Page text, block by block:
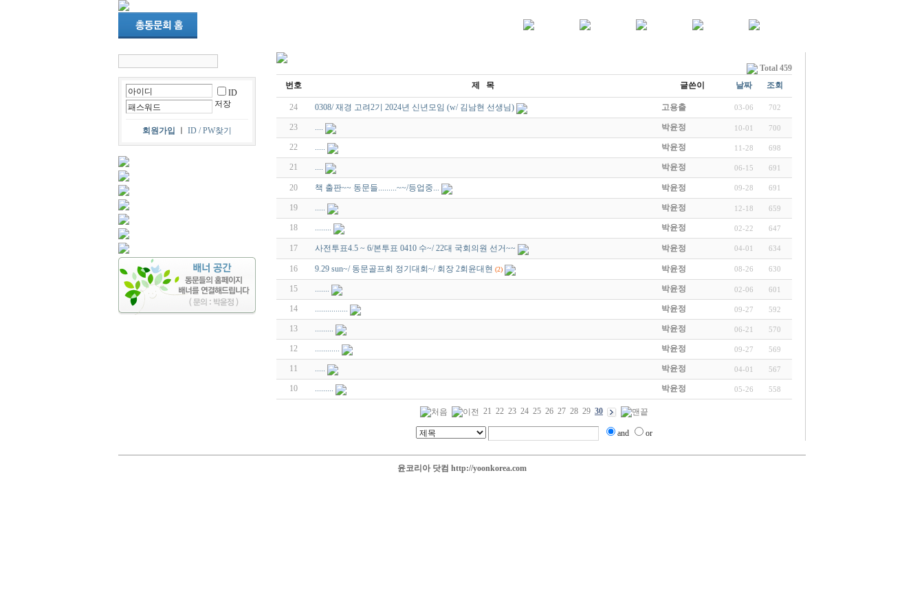
ID
저장
회원가입 ID / PW찾기
Total 459
번호
제 목 글쓴이 날짜 조회
24 0308/ 재경 고려2기 2024년 신년모임 (w/ 김남현 선생님) 고용출 03-06 702
23 .... 박윤정 10-01 700
22 ..... 박윤정 11-28 698
21 .... 박윤정 06-15 691
20 책 출판~~ 동문들.........~~/등업중... 박윤정 09-28 691
19 ..... 박윤정 12-18 659
18 ........ 박윤정 02-22 647
17 사전투표4.5 ~ 6/본투표 0410 수~/ 22대 국회의원 선거~~ 박윤정 04-01 634
16 9.29 sun~/ 동문골프회 정기대회~/ 회장 2회윤대현 (2) 박윤정 08-26 630
15 ....... 박윤정 02-06 601
14 ................ 박윤정 09-27 592
13 ......... 박윤정 06-21 570
12 ............ 박윤정 09-27 569
11 ..... 박윤정 04-01 567
10 ......... 박윤정 05-26 558
21 22 23 24 25 26 27 28 29 30
and or
윤코리아 닷컴 http://yoonkorea.com